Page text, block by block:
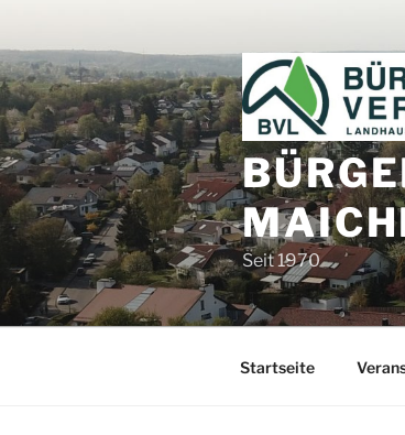
springen
Seit 1970
Startseite